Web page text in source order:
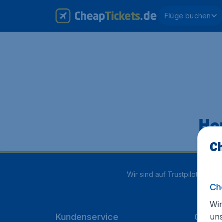
Flüge buchen
Wir sind auf Trustpilot mit
Kundenservice